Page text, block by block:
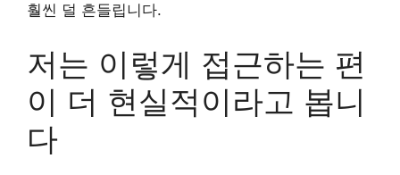
훨씬 덜 흔들립니다.
저는 이렇게 접근하는 편
이 더 현실적이라고 봅니
다